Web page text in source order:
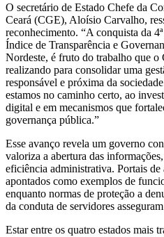
O secretário de Estado Chefe da
Ceará (CGE), Aloísio Carvalho,
reconhecimento. “A conquista da
Índice de Transparência e
Nordeste, é fruto do trabalho que
realizando para consolidar uma
responsável e próxima da
estamos no caminho certo, ao
digital e em mecanismos que
governança pública.”
Esse avanço revela um governo
valoriza a abertura das
eficiência administrativa. Portais
apontados como exemplos de
enquanto normas de proteção a
da conduta de servidores
Estar entre os quatro estados mais